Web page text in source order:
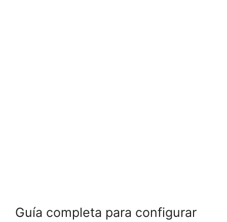
Guía completa para configurar